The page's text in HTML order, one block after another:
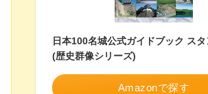
日本100名城公式ガイドブック スタ
(歴史群像シリーズ)
Amazonで探す